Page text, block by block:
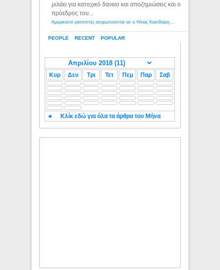
PEOPLE RECENT POPULAR
μιλάει για κατοχικό δανειο και αποζημιώσεις και ο
πρόεδρος του...
Κυρ Δευ Τρι Τετ Πεμ Παρ Σαβ
◄ Κλίκ εδώ για όλα τα άρθρα του Μήνα